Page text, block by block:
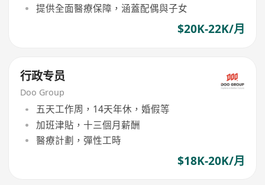
提供全面醫療保障，涵蓋配偶與子女
$20K-22K/月
行政专员
Doo Group
五天工作周，14天年休，婚假等
加班津貼，十三個月薪酬
醫療計劃，彈性工時
$18K-20K/月